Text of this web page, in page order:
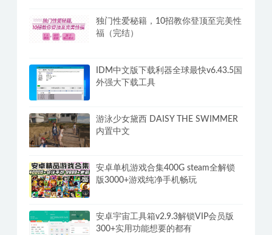
独门性爱秘籍，10招教你登顶至完美性
福（完结）
IDM中文版下载利器全球最快v6.43.5国
外强大下载工具
游泳少女黛西 DAISY THE SWIMMER
内置中文
安卓单机游戏合集400G steam全解锁
版3000+游戏纯净手机畅玩
安卓宇宙工具箱v2.9.3解锁VIP会员版
300+实用功能想要的都有